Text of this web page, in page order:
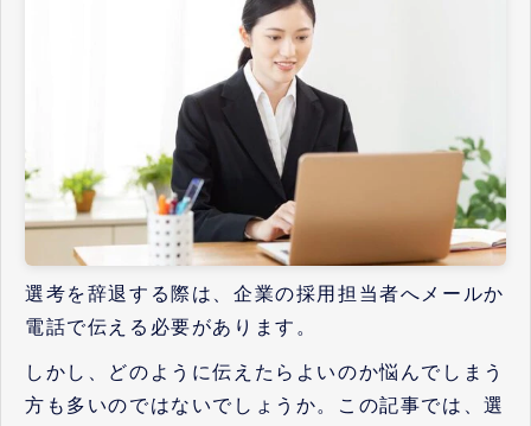
選考を辞退する際は、企業の採用担当者へメールか
電話で伝える必要があります。
しかし、どのように伝えたらよいのか悩んでしまう
方も多いのではないでしょうか。この記事では、選